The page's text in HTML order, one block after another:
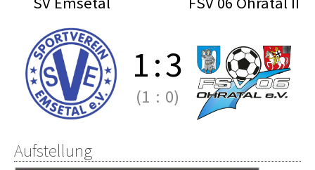
1:3
(1 : 0)
Aufstellung